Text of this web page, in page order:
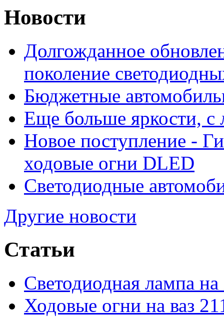
Новости
Долгожданное
поколение
Бюджетные
Еще больше яркости,
Новое поступление -
ходовые огни DLED
Светодиодные
Другие новости
Статьи
Светодиодная лампа
Ходовые огни на ваз